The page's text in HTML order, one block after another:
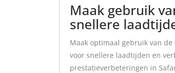
Maak gebruik
snellere
Maak optimaal gebruik van de
voor snellere laadtijden en
prestatieverbeteringen in